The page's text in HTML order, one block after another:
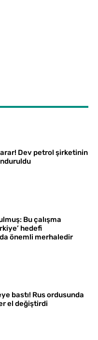
Dev petrol şirketinin
Bu çalışma
hedefi
önemli merhaledir
bastı! Rus ordusunda
el değiştirdi